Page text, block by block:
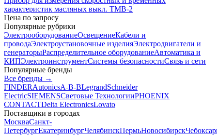
характеристик масляных выкл. ТМВ-2
Цена по запросу
Популярные рубрики
ЭлектрооборудованиеОсвещениеКабели и
проводаЭлектроустановочные изделияЭлектродвигатели и
генераторыРаспределительное оборудованиеАвтоматика и
КИПЭлектроинструментСистемы безопасностиСвязь и сети
Популярные бренды
Все бренды →
FINDERAutonicsA-B-BLegrandSchneider
ElectricSIEMENSСветовые ТехнологииPHOENIX
CONTACTDelta ElectronicsLovato
Поставщики в городах
МоскваСанкт-
ПетербургЕкатеринбургЧелябинскПермьНовосибирск